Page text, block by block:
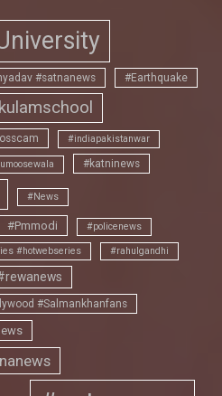
#satnanews #Earthquake
#indiapakistanwar
#katninews
#News
#Pmmodi #policenews
#hotwebseries #rahulgandhi
#Salmankhanfans